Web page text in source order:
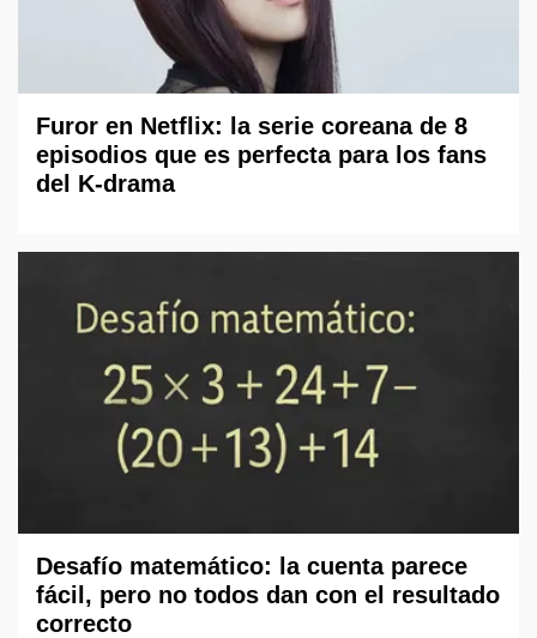
Furor en Netflix: la serie coreana de 8
episodios que es perfecta para los fans
del K-drama
Desafío matemático: la cuenta parece
fácil, pero no todos dan con el resultado
correcto